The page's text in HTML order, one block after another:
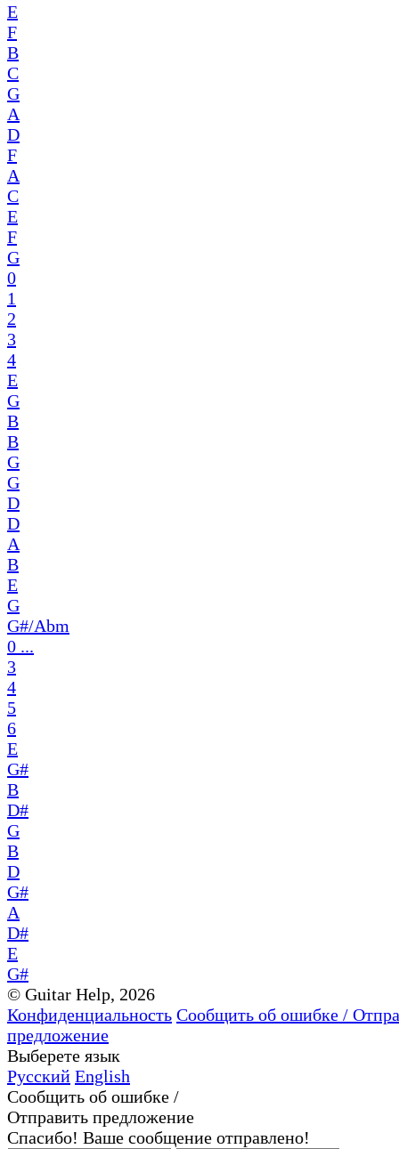
E
F
B
C
G
A
D
F
A
C
E
F
G
0
1
2
3
4
E
G
B
B
G
G
D
D
A
B
E
G
G#/Abm
0 ...
3
4
5
6
E
G#
B
D#
G
B
D
G#
A
D#
E
G#
© Guitar Help, 2026
Конфиденциальность Сообщить об ошибке /
предложение
Выберете язык
Русский English
Сообщить об ошибке /
Отправить предложение
Спасибо! Ваше сообщение отправлено!